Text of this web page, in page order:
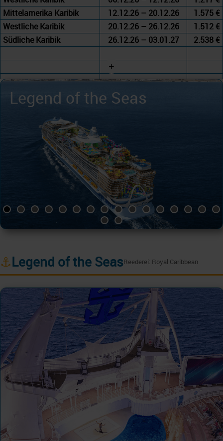
Mittelamerika Karibik
12.12.26 – 20.12.26
1.575 €
Westliche Karibik
20.12.26 – 26.12.26
1.512 €
Südliche Karibik
26.12.26 – 03.01.27 2.538 €
+
Legend of the Seas
⚓Legend of the SeasReederei: Royal Caribbean